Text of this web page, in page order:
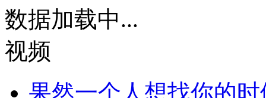
数据加载中...
视频
果然一个人想找你的